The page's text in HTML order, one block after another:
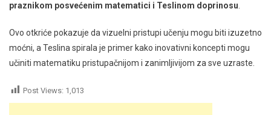
praznikom posvećenim matematici i Teslinom doprinosu
Ovo otkriće pokazuje da vizuelni pristupi učenju mogu biti izuzetno
moćni, a Teslina spirala je primer kako inovativni koncepti mogu
učiniti matematiku pristupačnijom i zanimljivijom za sve uzraste.
Post Views: 1,013